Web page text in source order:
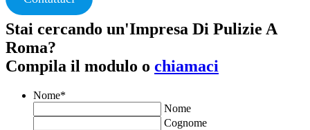
Stai cercando un'Impresa Di Pulizie A
Roma?
Compila il modulo o chiamaci
Nome*
Nome
Cognome